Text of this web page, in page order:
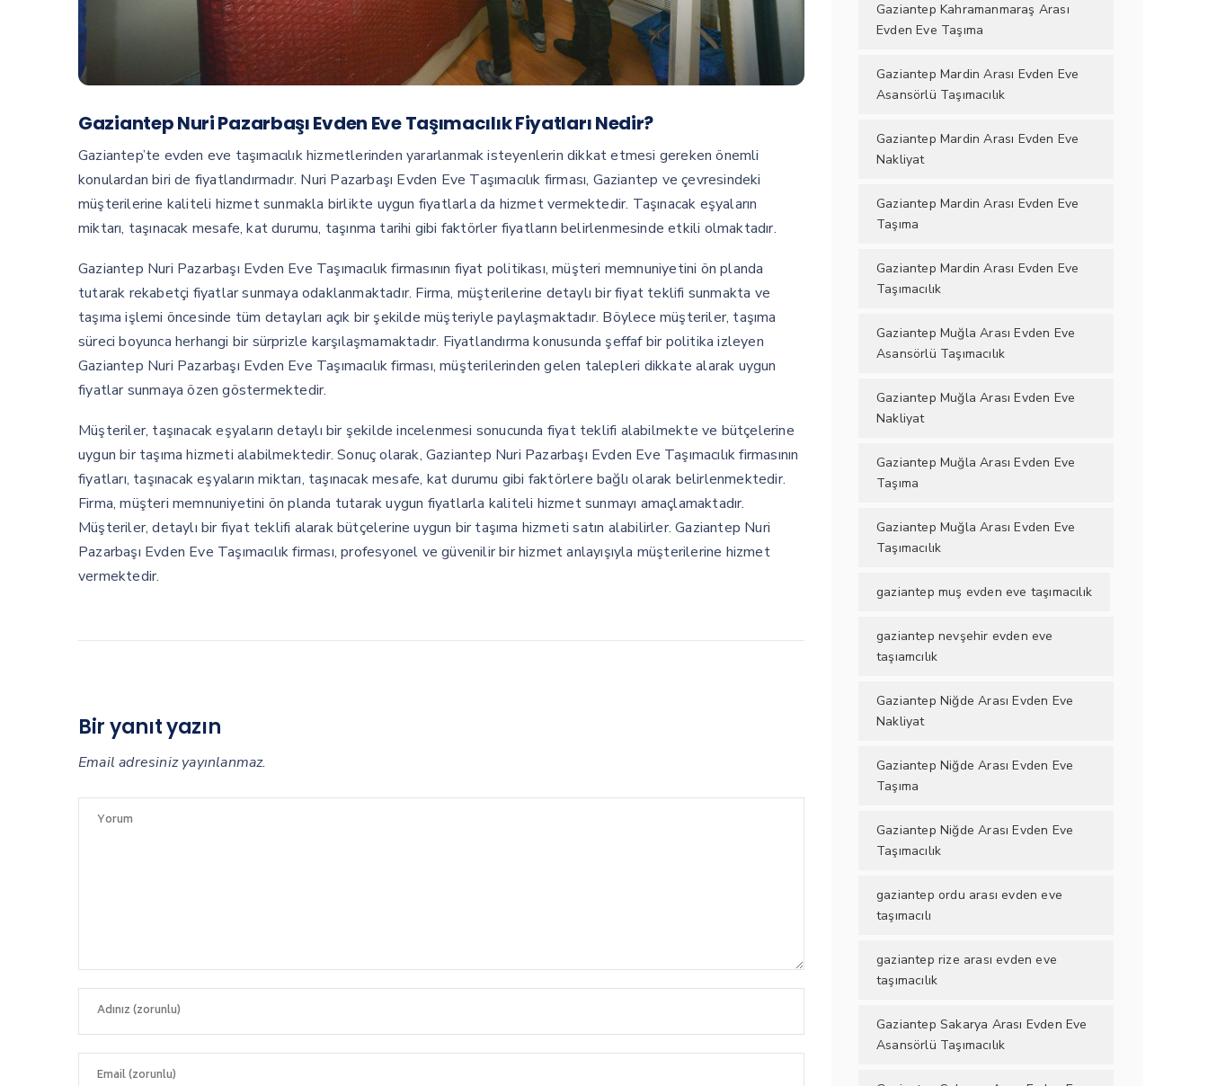
Gaziantep Nuri Pazarbaşı Evden Eve Taşımacılık Fiyatları Nedir?
Gaziantep’te evden eve taşımacılık hizmetlerinden yararlanmak isteyenlerin dikkat etmesi gereken önemli
konulardan biri de fiyatlandırmadır. Nuri Pazarbaşı Evden Eve Taşımacılık firması, Gaziantep ve çevresindeki
müşterilerine kaliteli hizmet sunmakla birlikte uygun fiyatlarla da hizmet vermektedir. Taşınacak eşyaların
miktarı, taşınacak mesafe, kat durumu, taşınma tarihi gibi faktörler fiyatların belirlenmesinde etkili olmaktadır.
Gaziantep Nuri Pazarbaşı Evden Eve Taşımacılık firmasının fiyat politikası, müşteri memnuniyetini ön planda
tutarak rekabetçi fiyatlar sunmaya odaklanmaktadır. Firma, müşterilerine detaylı bir fiyat teklifi sunmakta ve
taşıma işlemi öncesinde tüm detayları açık bir şekilde müşteriyle paylaşmaktadır. Böylece müşteriler, taşıma
süreci boyunca herhangi bir sürprizle karşılaşmamaktadır. Fiyatlandırma konusunda şeffaf bir politika izleyen
Gaziantep Nuri Pazarbaşı Evden Eve Taşımacılık firması, müşterilerinden gelen talepleri dikkate alarak uygun
fiyatlar sunmaya özen göstermektedir.
Müşteriler, taşınacak eşyaların detaylı bir şekilde incelenmesi sonucunda fiyat teklifi alabilmekte ve bütçelerine
uygun bir taşıma hizmeti alabilmektedir. Sonuç olarak, Gaziantep Nuri Pazarbaşı Evden Eve Taşımacılık firmasının
fiyatları, taşınacak eşyaların miktarı, taşınacak mesafe, kat durumu gibi faktörlere bağlı olarak belirlenmektedir.
Firma, müşteri memnuniyetini ön planda tutarak uygun fiyatlarla kaliteli hizmet sunmayı amaçlamaktadır.
Müşteriler, detaylı bir fiyat teklifi alarak bütçelerine uygun bir taşıma hizmeti satın alabilirler. Gaziantep Nuri
Pazarbaşı Evden Eve Taşımacılık firması, profesyonel ve güvenilir bir hizmet anlayışıyla müşterilerine hizmet
vermektedir.
Bir yanıt yazın
Email adresiniz yayınlanmaz.
Gaziantep Kahramanmaraş Arası
Evden Eve Taşıma
Gaziantep Mardin Arası Evden Eve
Asansörlü Taşımacılık
Gaziantep Mardin Arası Evden Eve
Nakliyat
Gaziantep Mardin Arası Evden Eve
Taşıma
Gaziantep Mardin Arası Evden Eve
Taşımacılık
Gaziantep Muğla Arası Evden Eve
Asansörlü Taşımacılık
Gaziantep Muğla Arası Evden Eve
Nakliyat
Gaziantep Muğla Arası Evden Eve
Taşıma
Gaziantep Muğla Arası Evden Eve
Taşımacılık
gaziantep muş evden eve taşımacılık
gaziantep nevşehir evden eve
taşıamcılık
Gaziantep Niğde Arası Evden Eve
Nakliyat
Gaziantep Niğde Arası Evden Eve
Taşıma
Gaziantep Niğde Arası Evden Eve
Taşımacılık
gaziantep ordu arası evden eve
taşımacılı
gaziantep rize arası evden eve
taşımacılık
Gaziantep Sakarya Arası Evden Eve
Asansörlü Taşımacılık